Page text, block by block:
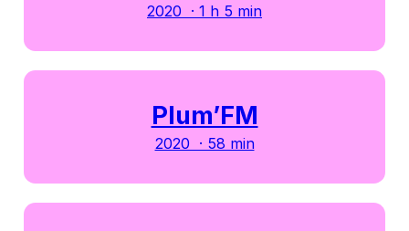
2020 · 1 h 5 min
Plum’FM
2020 · 58 min